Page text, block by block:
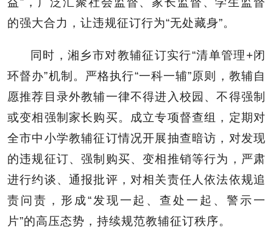
的强大合力，让违规征订行为“无处藏身”。
同时，湘乡市对教辅征订实行“清单管理+闭
环督办”机制。严格执行“一科一辅”原则，教辅自
愿推荐目录外教辅一律不得进入校园、不得强制
或变相强制家长购买。成立专项督查组，定期对
全市中小学教辅征订情况开展抽查暗访，对发现
的违规征订、强制购买、变相推销等行为，严肃
进行约谈、通报批评，对相关责任人依法依规追
责问责，形成“发现一起、查处一起、警示一
片”的高压态势，持续规范教辅征订秩序。